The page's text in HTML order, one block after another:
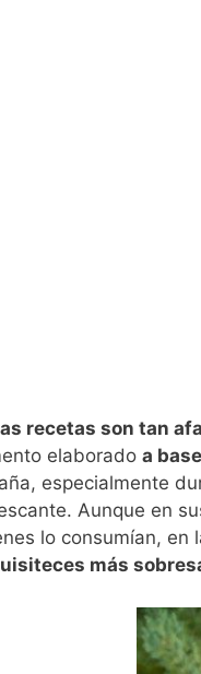
recetas son tan
elaborado a
especialmente
Aunque en
lo consumían, en
más